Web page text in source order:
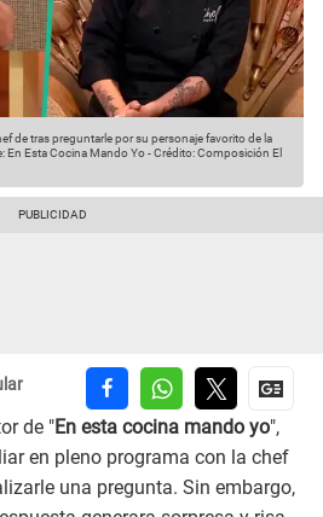
de tras preguntarle por su personaje favorito de la
En Esta Cocina Mando Yo-Crédito: Composición El
de "En esta cocina mando yo",
en pleno programa con la chef
una pregunta. Sin embargo,